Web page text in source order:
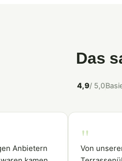
Das
4,9/ 5,0
Anbietern
"
Von